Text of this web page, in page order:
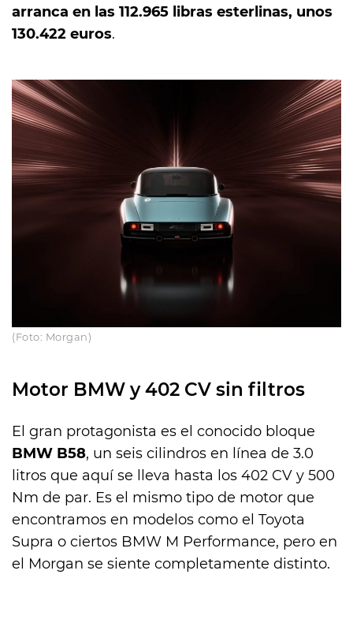
arranca en las 112.965 libras esterlinas, unos
130.422 euros.
(Foto: Morgan)
Motor BMW y 402 CV sin filtros
El gran protagonista es el conocido bloque
BMW B58, un seis cilindros en línea de 3.0
litros que aquí se lleva hasta los 402 CV y 500
Nm de par. Es el mismo tipo de motor que
encontramos en modelos como el Toyota
Supra o ciertos BMW M Performance, pero en
el Morgan se siente completamente distinto.